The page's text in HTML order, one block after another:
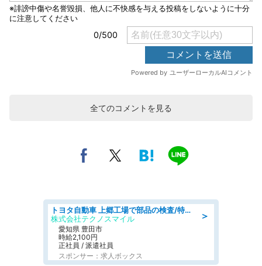
全てのコメントを見る
＞
トヨタ自動車 上郷工場で部品の検査/特典168万/tutumi
株式会社テクノスマイル
愛知県 豊田市
時給2,100円
正社員 / 派遣社員
スポンサー：求人ボックス